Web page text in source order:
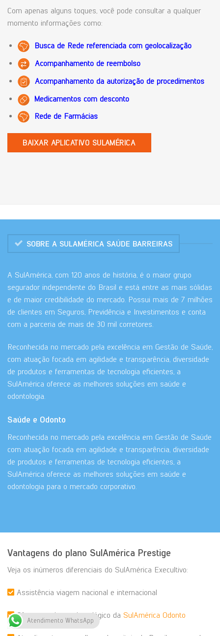
Com apenas alguns toques, você pode consultar a qualquer
momento informações como:
Busca de Rede referenciada com geolocalização
Acompanhamento de reembolso
Acompanhamento da autorização de procedimentos
Medicamentos com desconto
Rede de Farmácias
BAIXAR APLICATIVO SULAMÉRICA
SOBRE A SULAMÉRICA SAÚDE BARREIRAS
A SulAmérica, com 120 anos de história, é o maior grupo
segurador independente do Brasil e está entre as mais sólidas
e de maior credibilidade do mercado. Possui mais de 7 milhões
de clientes em Seguros, Previdência e Investimentos e conta
com a parceria de mais de 30 mil corretores.
Reconhecida no mercado pela excelência em Gestão de Saúde,
com atuação focada em agilidade e transparência, diversidade
de produtos e ferramentas de tecnologia eficientes, a
SulAmérica oferece as melhores soluções em saúde e
odontologia.
Saúde e Odonto
Reconhecida no mercado pela excelência em Gestão de Saúde
com atuação focada em agilidade e transparência, diversidade
de produtos e ferramentas de tecnologia eficientes, a
SulAmérica oferece as melhores soluções em saúde e
odontologia para o mercado corporativo.
Vantagens do plano SulAmérica Prestige
Veja os inúmeros diferenciais do SulAmérica Execultivo:
Assistência viagem nacional e internacional
Oferece o plano odontológico da SulAmérica Odonto
Atendimento WhatsApp